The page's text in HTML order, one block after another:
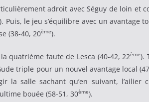
adroit avec Séguy de loin et
). Puis, le jeu s’équilibre avec un avantage
(38-40, 20ème).
quatrième faute de Lesca (40-42, 22ème).
triple pour un nouvel avantage local
la salle sachant qu’en suivant, l’ailier
bouée (58-51, 30ème).